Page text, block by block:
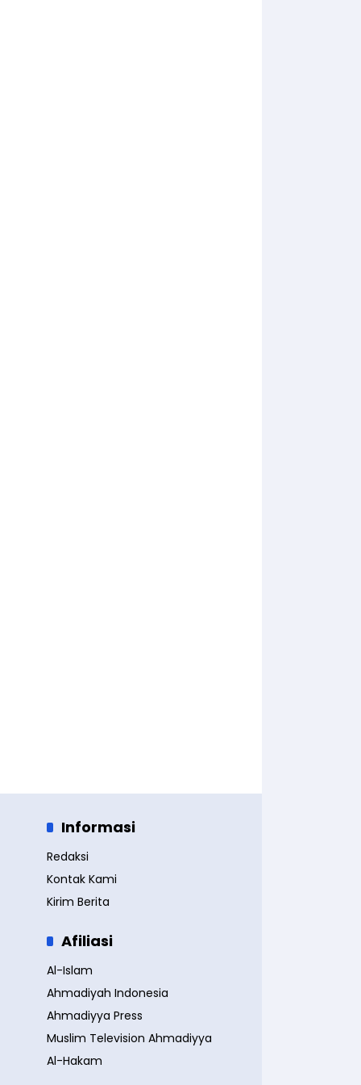
Informasi
Redaksi
Kontak Kami
Kirim Berita
Afiliasi
Al-Islam
Ahmadiyah Indonesia
Ahmadiyya Press
Muslim Television Ahmadiyya
Al-Hakam